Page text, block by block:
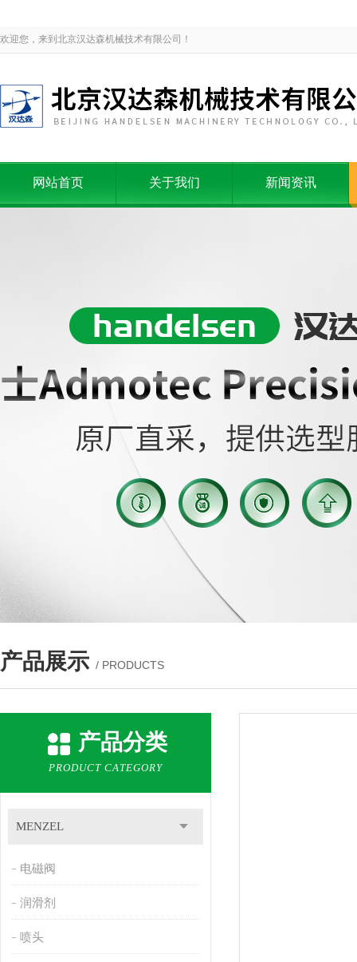
欢迎您，来到北京汉达森机械技术有限公司！
网站首页 关于我们 新闻资讯
产品展示 / PRODUCTS
产品分类
PRODUCT CATEGORY
MENZEL
电磁阀
润滑剂
喷头